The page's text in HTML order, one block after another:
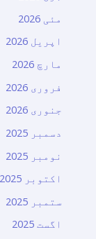
مئی 2026
اپریل 2026
مارچ 2026
فروری 2026
جنوری 2026
دسمبر 2025
نومبر 2025
اکتوبر 2025
ستمبر 2025
اگست 2025